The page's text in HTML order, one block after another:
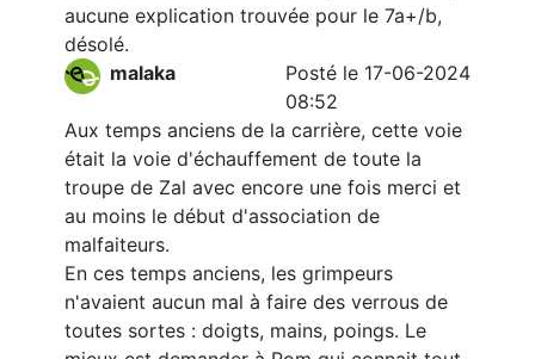
aucune explication trouvée pour le 7a+/b,
désolé.
malaka
Posté le 17-06-2024
08:52
Aux temps anciens de la carrière, cette voie
était la voie d'échauffement de toute la
troupe de Zal avec encore une fois merci et
au moins le début d'association de
malfaiteurs.
En ces temps anciens, les grimpeurs
n'avaient aucun mal à faire des verrous de
toutes sortes : doigts, mains, poings. Le